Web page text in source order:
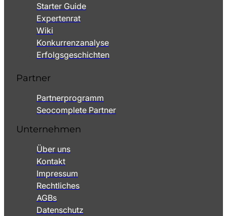
Starter Guide
Expertenrat
Wiki
Konkurrenzanalyse
Erfolgsgeschichten
Partner
Partnerprogramm
Seocomplete Partner
Unternehmen
Über uns
Kontakt
Impressum
Rechtliches
AGBs
Datenschutz